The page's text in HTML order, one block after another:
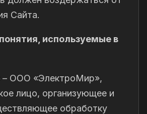
Сайта.
используемые в
– ООО «ЭлектроМир»,
лицо, организующее и
обработку